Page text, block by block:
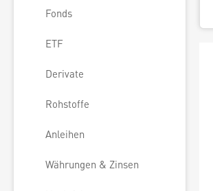
Fonds
ETF
Derivate
Rohstoffe
Anleihen
Währungen & Zinsen